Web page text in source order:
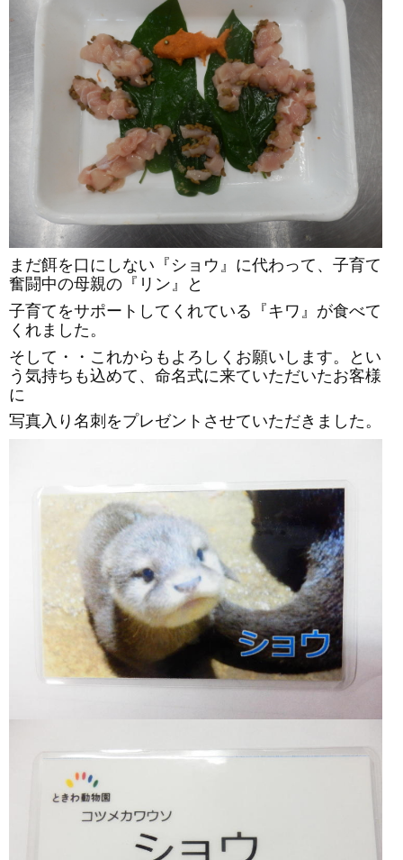
まだ餌を口にしない『ショウ』に代わって、子育て
奮闘中の母親の『リン』と
子育てをサポートしてくれている『キワ』が食べて
くれました。
そして・・これからもよろしくお願いします。とい
う気持ちも込めて、命名式に来ていただいたお客様
に
写真入り名刺をプレゼントさせていただきました。